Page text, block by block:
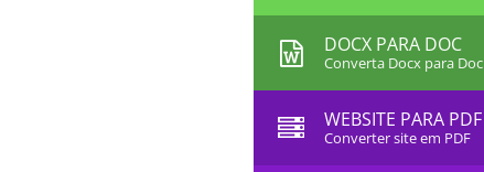
DOCX PARA DOC
Converta Docx para Doc
WEBSITE PARA PDF
Converter site em PDF